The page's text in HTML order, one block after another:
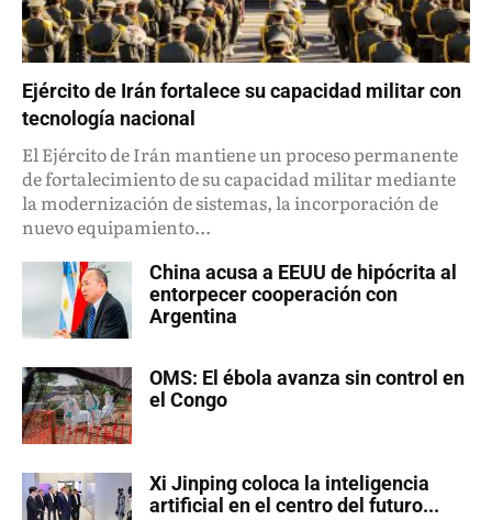
Ejército de Irán fortalece su capacidad militar con
tecnología nacional
El Ejército de Irán mantiene un proceso permanente
de fortalecimiento de su capacidad militar mediante
la modernización de sistemas, la incorporación de
nuevo equipamiento...
China acusa a EEUU de hipócrita al
entorpecer cooperación con
Argentina
OMS: El ébola avanza sin control en
el Congo
Xi Jinping coloca la inteligencia
artificial en el centro del futuro...